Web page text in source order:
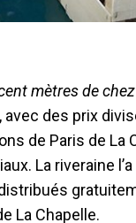
mètres de
des prix
de Paris de
La riveraine
La Chapelle.